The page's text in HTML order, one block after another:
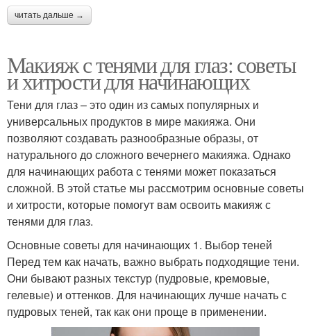
читать дальше →
Макияж с тенями для глаз: советы
и хитрости для начинающих
Тени для глаз – это один из самых популярных и
универсальных продуктов в мире макияжа. Они
позволяют создавать разнообразные образы, от
натурального до сложного вечернего макияжа. Однако
для начинающих работа с тенями может показаться
сложной. В этой статье мы рассмотрим основные советы
и хитрости, которые помогут вам освоить макияж с
тенями для глаз.
Основные советы для начинающих 1. Выбор теней
Перед тем как начать, важно выбрать подходящие тени.
Они бывают разных текстур (пудровые, кремовые,
гелевые) и оттенков. Для начинающих лучше начать с
пудровых теней, так как они проще в применении.